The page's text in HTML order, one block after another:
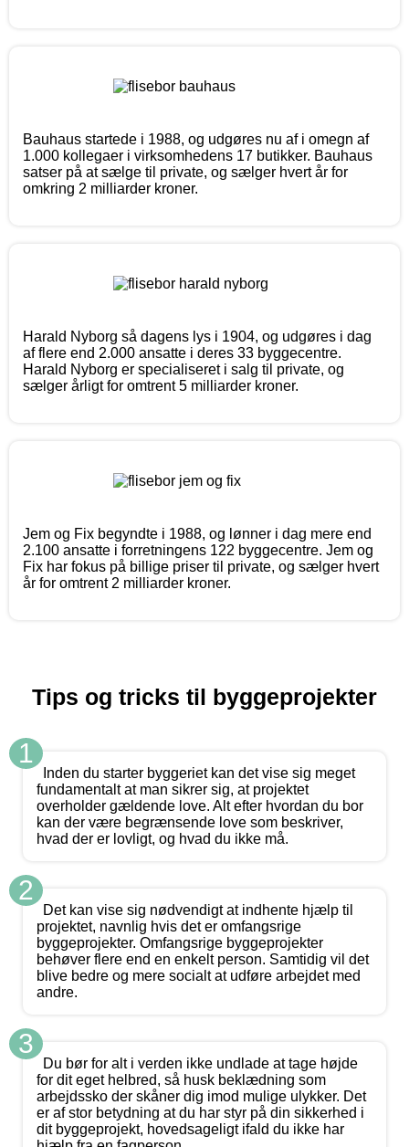
Bauhaus startede i 1988, og udgøres nu af i omegn af
1.000 kollegaer i virksomhedens 17 butikker. Bauhaus
satser på at sælge til private, og sælger hvert år for
omkring 2 milliarder kroner.
Harald Nyborg så dagens lys i 1904, og udgøres i dag
af flere end 2.000 ansatte i deres 33 byggecentre.
Harald Nyborg er specialiseret i salg til private, og
sælger årligt for omtrent 5 milliarder kroner.
Jem og Fix begyndte i 1988, og lønner i dag mere end
2.100 ansatte i forretningens 122 byggecentre. Jem og
Fix har fokus på billige priser til private, og sælger hvert
år for omtrent 2 milliarder kroner.
Tips og tricks til byggeprojekter
1
Inden du starter byggeriet kan det vise sig meget
fundamentalt at man sikrer sig, at projektet
overholder gældende love. Alt efter hvordan du bor
kan der være begrænsende love som beskriver,
hvad der er lovligt, og hvad du ikke må.
2
Det kan vise sig nødvendigt at indhente hjælp til
projektet, navnlig hvis det er omfangsrige
byggeprojekter. Omfangsrige byggeprojekter
behøver flere end en enkelt person. Samtidig vil det
blive bedre og mere socialt at udføre arbejdet med
andre.
3
Du bør for alt i verden ikke undlade at tage højde
for dit eget helbred, så husk beklædning som
arbejdssko der skåner dig imod mulige ulykker. Det
er af stor betydning at du har styr på din sikkerhed i
dit byggeprojekt, hovedsageligt ifald du ikke har